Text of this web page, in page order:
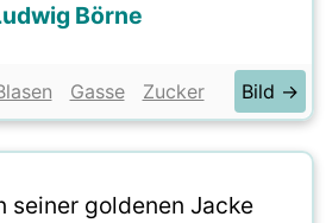
Börne
Gasse Zucker Bild →
seiner goldenen Jacke